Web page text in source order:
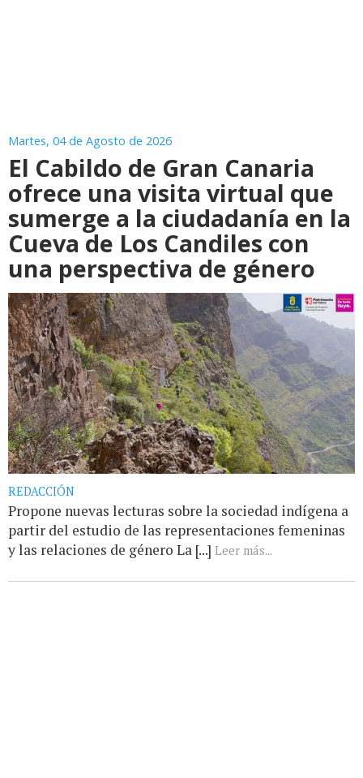
Martes, 04 de Agosto de 2026
El Cabildo de Gran Canaria
ofrece una visita virtual que
sumerge a la ciudadanía en la
Cueva de Los Candiles con
una perspectiva de género
REDACCIÓN
Propone nuevas lecturas sobre la sociedad indígena a
partir del estudio de las representaciones femeninas
y las relaciones de género La [...] Leer más...